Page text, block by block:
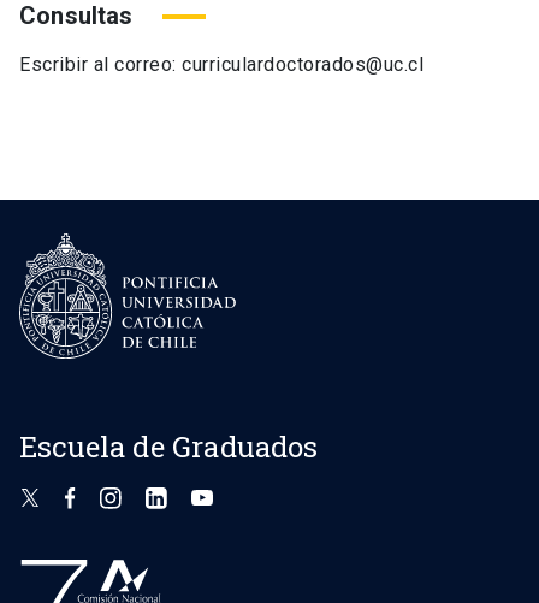
Consultas
Escribir al correo: curriculardoctorados@uc.cl
Escuela de Graduados